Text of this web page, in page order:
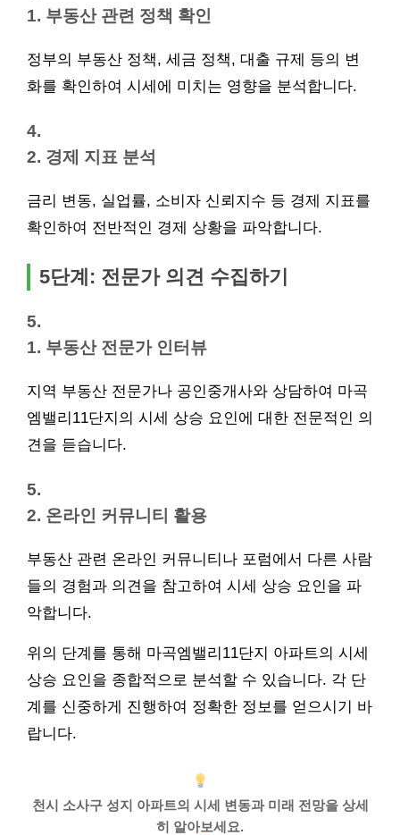
1. 부동산 관련 정책 확인
정부의 부동산 정책, 세금 정책, 대출 규제 등의 변
화를 확인하여 시세에 미치는 영향을 분석합니다.
4.
2. 경제 지표 분석
금리 변동, 실업률, 소비자 신뢰지수 등 경제 지표를
확인하여 전반적인 경제 상황을 파악합니다.
5단계: 전문가 의견 수집하기
5.
1. 부동산 전문가 인터뷰
지역 부동산 전문가나 공인중개사와 상담하여 마곡
엠밸리11단지의 시세 상승 요인에 대한 전문적인 의
견을 듣습니다.
5.
2. 온라인 커뮤니티 활용
부동산 관련 온라인 커뮤니티나 포럼에서 다른 사람
들의 경험과 의견을 참고하여 시세 상승 요인을 파
악합니다.
위의 단계를 통해 마곡엠밸리11단지 아파트의 시세
상승 요인을 종합적으로 분석할 수 있습니다. 각 단
계를 신중하게 진행하여 정확한 정보를 얻으시기 바
랍니다.
천시 소사구 성지 아파트의 시세 변동과 미래 전망을 상세
히 알아보세요.